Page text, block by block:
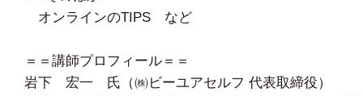
オンラインのTIPS など
＝＝講師プロフィール＝＝
岩下 宏一 氏（㈱ビーユアセルフ 代表取締役）